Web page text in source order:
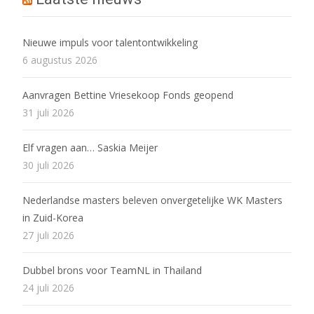
Nieuwe impuls voor talentontwikkeling
6 augustus 2026
Aanvragen Bettine Vriesekoop Fonds geopend
31 juli 2026
Elf vragen aan… Saskia Meijer
30 juli 2026
Nederlandse masters beleven onvergetelijke WK Masters
in Zuid-Korea
27 juli 2026
Dubbel brons voor TeamNL in Thailand
24 juli 2026